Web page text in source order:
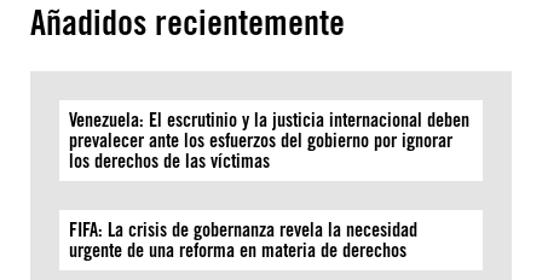
Añadidos recientemente
Venezuela: El escrutinio y la justicia internacional deben
prevalecer ante los esfuerzos del gobierno por ignorar
los derechos de las víctimas
FIFA: La crisis de gobernanza revela la necesidad
urgente de una reforma en materia de derechos